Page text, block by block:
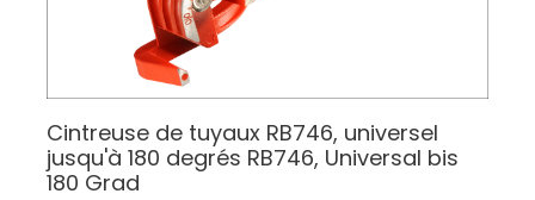
Cintreuse de tuyaux RB746, universel
jusqu'à 180 degrés RB746, Universal bis
180 Grad